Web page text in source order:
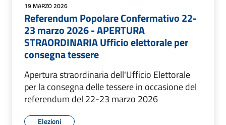
19 MARZO 2026
Referendum Popolare Confermativo 22-
23 marzo 2026 - APERTURA
STRAORDINARIA Ufficio elettorale per
consegna tessere
Apertura straordinaria dell'Ufficio Elettorale
per la consegna delle tessere in occasione del
referendum del 22-23 marzo 2026
Elezioni